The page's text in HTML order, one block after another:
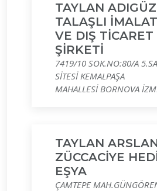
TAYLAN
TALAŞLI
VE DIŞ
ŞİRKETİ
7419/10 SOK.NO:80/A
SİTESİ KEMALPAŞA
MAHALLESİ BORNOVA
TAYLAN
ZÜCCACİYE
EŞYA
ÇAMTEPE